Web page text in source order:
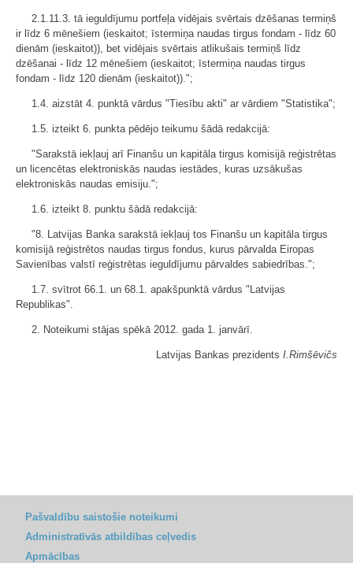
2.1.11.3. tā ieguldījumu portfeļa vidējais svērtais dzēšanas termiņš
ir līdz 6 mēnešiem (ieskaitot; īstermiņa naudas tirgus fondam - līdz 60
dienām (ieskaitot)), bet vidējais svērtais atlikušais termiņš līdz
dzēšanai - līdz 12 mēnešiem (ieskaitot; īstermiņa naudas tirgus
fondam - līdz 120 dienām (ieskaitot)).";
1.4. aizstāt 4. punktā vārdus "Tiesību akti" ar vārdiem "Statistika";
1.5. izteikt 6. punkta pēdējo teikumu šādā redakcijā:
"Sarakstā iekļauj arī Finanšu un kapitāla tirgus komisijā reģistrētas
un licencētas elektroniskās naudas iestādes, kuras uzsākušas
elektroniskās naudas emisiju.";
1.6. izteikt 8. punktu šādā redakcijā:
"8. Latvijas Banka sarakstā iekļauj tos Finanšu un kapitāla tirgus
komisijā reģistrētos naudas tirgus fondus, kurus pārvalda Eiropas
Savienības valstī reģistrētas ieguldījumu pārvaldes sabiedrības.";
1.7. svītrot 66.1. un 68.1. apakšpunktā vārdus "Latvijas
Republikas".
2. Noteikumi stājas spēkā 2012. gada 1. janvārī.
Latvijas Bankas prezidents I.Rimšēvičs
Pašvaldību saistošie noteikumi
Administratīvās atbildības ceļvedis
Apmācības